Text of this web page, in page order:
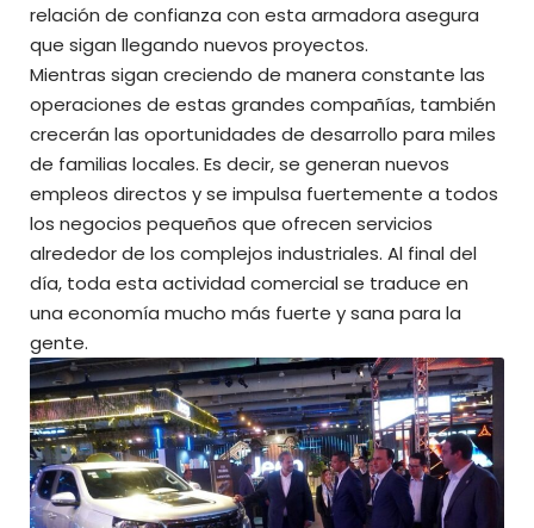
relación de confianza con esta armadora asegura
que sigan llegando nuevos proyectos.
Mientras sigan creciendo de manera constante las
operaciones de estas grandes compañías, también
crecerán las oportunidades de desarrollo para miles
de familias locales. Es decir, se generan nuevos
empleos directos y se impulsa fuertemente a todos
los negocios pequeños que ofrecen servicios
alrededor de los complejos industriales. Al final del
día, toda esta actividad comercial se traduce en
una economía mucho más fuerte y sana para la
gente.